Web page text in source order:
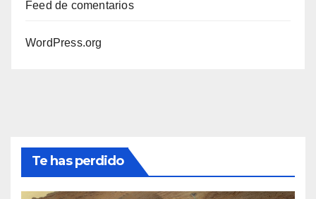
Feed de comentarios
WordPress.org
Te has perdido